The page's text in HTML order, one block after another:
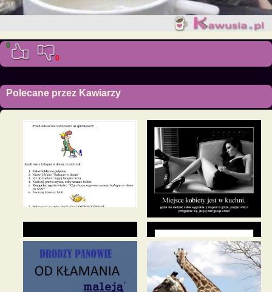
0
0
Polecane przez Kawiarzy